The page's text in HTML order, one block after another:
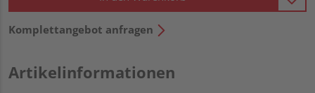
Komplettangebot anfragen
Artikelinformationen